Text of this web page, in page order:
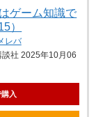
ゲーム知識で
）
レバ
社 2025年10月06
入